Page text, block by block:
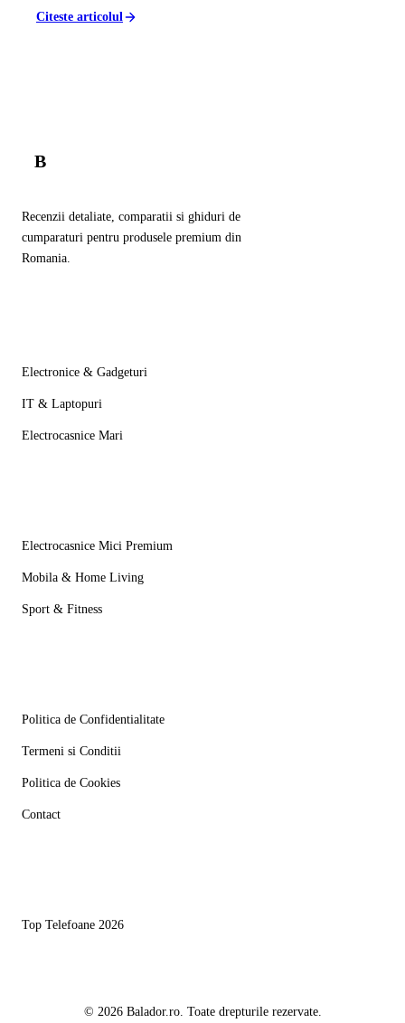
Citeste articolul
B
Recenzii detaliate, comparatii si ghiduri de
cumparaturi pentru produsele premium din
Romania.
Electronice & Gadgeturi
IT & Laptopuri
Electrocasnice Mari
Electrocasnice Mici Premium
Mobila & Home Living
Sport & Fitness
Politica de Confidentialitate
Termeni si Conditii
Politica de Cookies
Contact
Top Telefoane 2026
© 2026 Balador.ro. Toate drepturile rezervate.